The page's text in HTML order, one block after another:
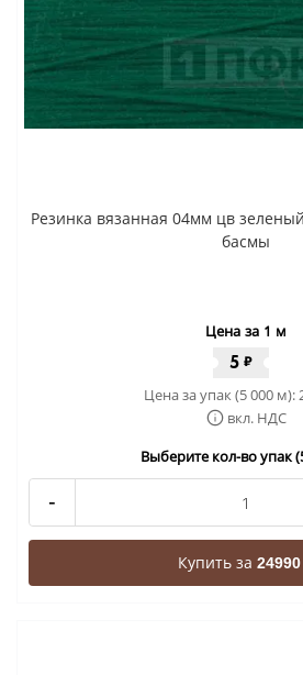
Резинка вязанная 04мм цв
басмы
Цена за 1 м
5 ₽
Цена за упак (5 000 м):
вкл. НДС
Выберите кол-во упак
-
Купить за